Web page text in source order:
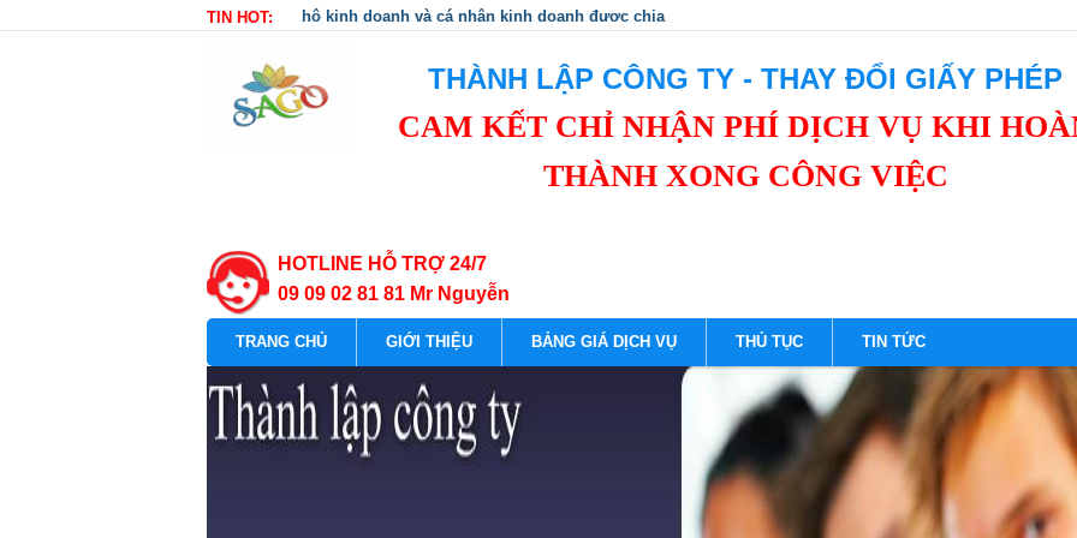
TIN HOT: hộ kinh doanh và cá nhân kinh doanh được chia thành 3 nhóm để quản lý thuế.
THÀNH LẬP CÔNG TY - THAY ĐỔI GIẤY PHÉP
CAM KẾT CHỈ NHẬN PHÍ DỊCH VỤ KHI
THÀNH XONG CÔNG VIỆC
HOTLINE HỖ TRỢ 24/7
09 09 02 81 81 Mr Nguyễn
TRANG CHỦ GIỚI THIỆU BẢNG GIÁ DỊCH VỤ THỦ TỤC TIN TỨC